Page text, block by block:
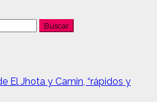
El Jhota y Camin, “rápidos y